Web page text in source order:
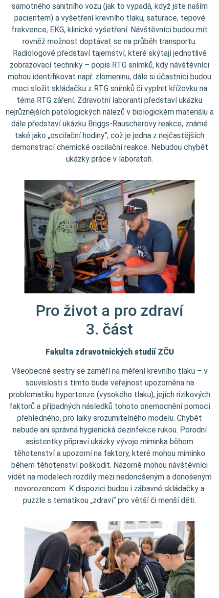
samotného sanitního vozu (jak to vypadá, když jste naším
pacientem) a vyšetření krevního tlaku, saturace, tepové
frekvence, EKG, klinické vyšetření. Návštěvníci budou mít
rovněž možnost doptávat se na průběh transportu.
Radiologové představí tajemství, které skýtají jednotlivé
zobrazovací techniky – popis RTG snímků, kdy návštěvníci
mohou identifikovat např. zlomeninu, dále si účastníci budou
moci složit skládačku z RTG snímků či vyplnit křížovku na
téma RTG záření. Zdravotní laboranti představí ukázku
nejrůznějších patologických nálezů v biologickém materiálu a
dále představí ukázku Briggs-Rauscherovy reakce, známé
také jako „oscilační hodiny“, což je jedna z nejčastějších
demonstrací chemické oscilační reakce. Nebudou chybět
ukázky práce v laboratoři.
Pro život a pro zdraví
3. část
Fakulta zdravotnických studií ZČU
Všeobecné sestry se zaměří na měření krevního tlaku – v
souvislosti s tímto bude veřejnost upozorněna na
problematiku hypertenze (vysokého tlaku), jejích rizikových
faktorů a případných následků tohoto onemocnění pomocí
přehledného, pro laiky srozumitelného modelu. Chybět
nebude ani správná hygienická dezinfekce rukou. Porodní
asistentky připraví ukázky vývoje miminka během
těhotenství a upozorní na faktory, které mohou miminko
během těhotenství poškodit. Názorně mohou návštěvníci
vidět na modelech rozdíly mezi nedonošeným a donošeným
novorozencem. K dispozici budou i zábavné skládačky a
puzzle s tematikou „zdraví“ pro větší či menší děti.